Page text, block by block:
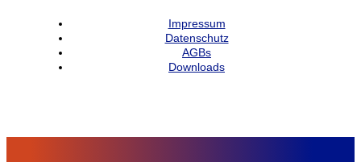
Impressum
Datenschutz
AGBs
Downloads